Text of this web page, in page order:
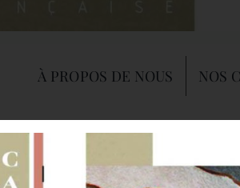
À PROPOS DE NOUS NOS